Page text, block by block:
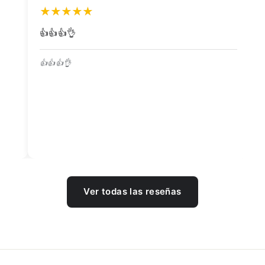
👍👍👍👌
👍👍👍👌
Ver todas las reseñas